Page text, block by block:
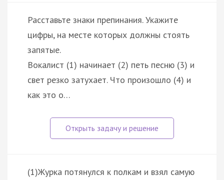
Расставьте знаки препинания. Укажите
цифры, на месте которых должны стоять
запятые.
Вокалист (1) начинает (2) петь песню (3) и
свет резко затухает. Что произошло (4) и
как это о…
(1)Журка потянулся к полкам и взял самую